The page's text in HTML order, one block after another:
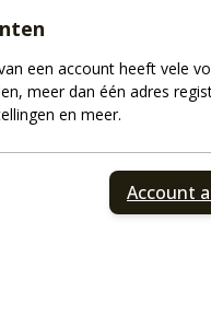
een account heeft vele
meer dan één adres
en meer.
Account